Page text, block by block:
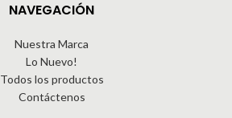
NAVEGACIÓN
Nuestra Marca
Lo Nuevo!
Todos los productos
Contáctenos